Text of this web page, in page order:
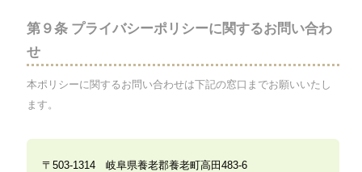
第９条 プライバシーポリシーに関するお問い合わ
せ
本ポリシーに関するお問い合わせは下記の窓口までお願いいたし
ます。
〒503-1314 岐阜県養老郡養老町高田483-6